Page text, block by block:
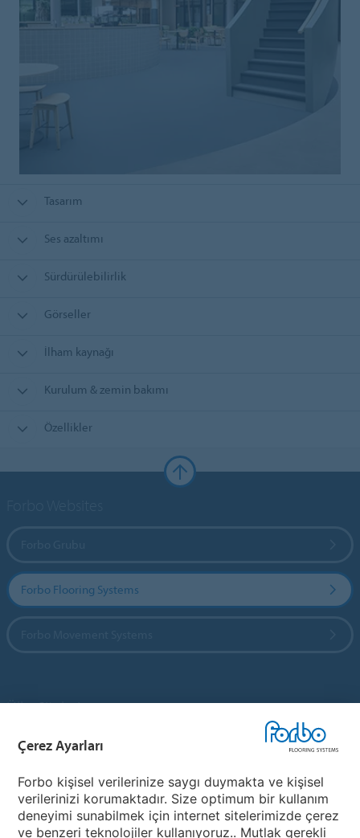
Tasarım
Ses azaltımı
Sürdürülebilirlik
Görseller
İlham kaynağı
Kurulum & zemin bakımı
Özellikler
Forbo Flooring Systems
Ülke Siteleri
Ülkenizi Seçin
My Forbo
Ürünler
Çerez Ayarları
Forbo kişisel verilerinize saygı duymakta ve kişisel
verilerinizi korumaktadır. Size optimum bir kullanım
deneyimi sunabilmek için internet sitelerimizde çerez
ve benzeri teknolojiler kullanıyoruz.. Mutlak gerekli